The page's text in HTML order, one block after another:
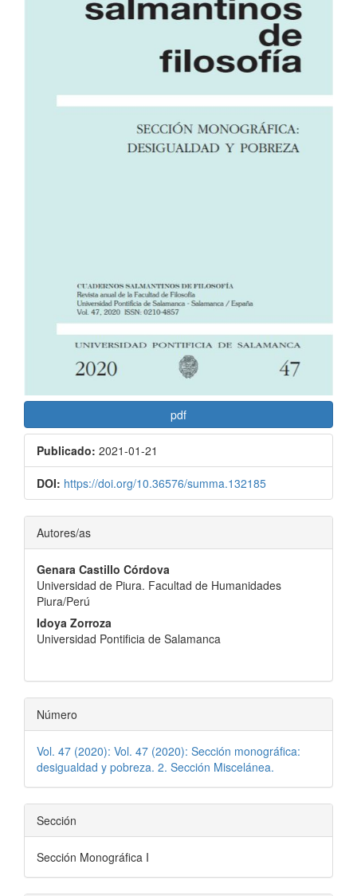
pdf
Publicado: 2021-01-21
DOI: https://doi.org/10.36576/summa.132185
Contenido
principal
del
artículo
Autores/as
Genara Castillo Córdova
Universidad de Piura. Facultad de Humanidades
Piura/Perú
Idoya Zorroza
Universidad Pontificia de Salamanca
Número
Vol. 47 (2020): Vol. 47 (2020): Sección monográfica:
desigualdad y pobreza. 2. Sección Miscelánea.
Sección
Sección Monográfica I